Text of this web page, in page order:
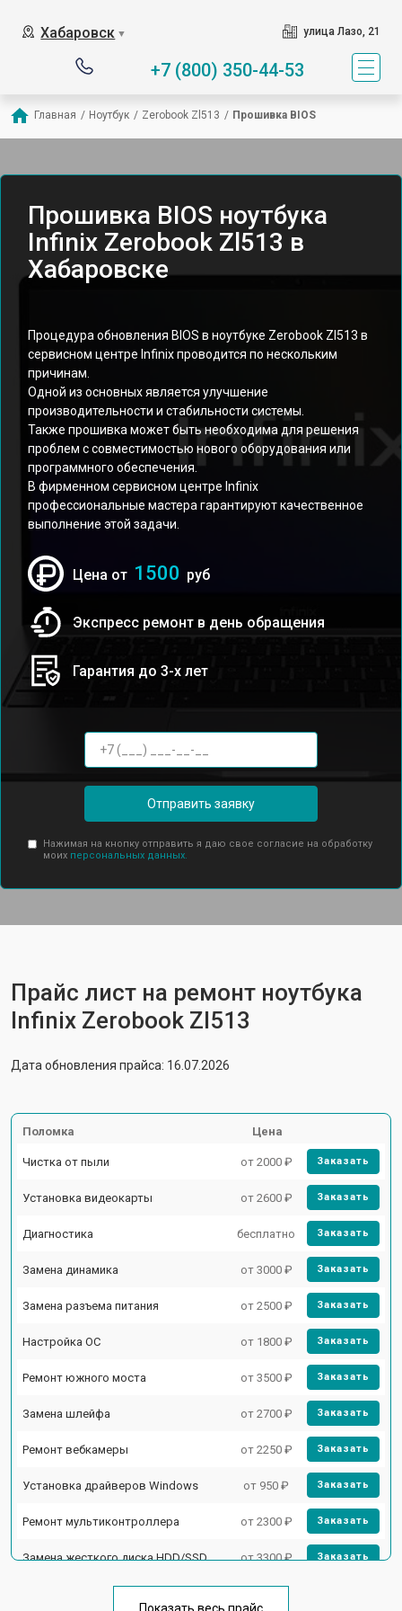
Хабаровск ▼ улица Лазо, 21
+7 (800) 350-44-53
Главная / Ноутбук / Zerobook Zl513 / Прошивка BIOS
Прошивка BIOS ноутбука
Infinix Zerobook Zl513 в
Хабаровске
Процедура обновления BIOS в ноутбуке Zerobook Zl513 в
сервисном центре Infinix проводится по нескольким
причинам.
Одной из основных является улучшение
производительности и стабильности системы.
Также прошивка может быть необходима для решения
проблем с совместимостью нового оборудования или
программного обеспечения.
В фирменном сервисном центре Infinix
профессиональные мастера гарантируют качественное
выполнение этой задачи.
Цена от 1500 руб
Экспресс ремонт в день обращения
Гарантия до 3-х лет
Отправить заявку
Нажимая на кнопку отправить я даю свое согласие на обработку
моих персональных данных.
Прайс лист на ремонт ноутбука
Infinix Zerobook Zl513
Дата обновления прайса: 16.07.2026
Поломка Цена
Чистка от пыли от 2000 ₽ Заказать
Установка видеокарты от 2600 ₽ Заказать
Диагностика бесплатно Заказать
Замена динамика от 3000 ₽ Заказать
Замена разъема питания от 2500 ₽ Заказать
Настройка ОС от 1800 ₽ Заказать
Ремонт южного моста от 3500 ₽ Заказать
Замена шлейфа от 2700 ₽ Заказать
Ремонт вебкамеры от 2250 ₽ Заказать
Установка драйверов Windows от 950 ₽ Заказать
Ремонт мультиконтроллера от 2300 ₽ Заказать
Замена жесткого диска HDD/SSD от 3300 ₽ Заказать